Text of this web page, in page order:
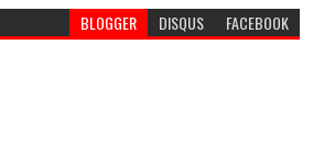
BLOGGER DISQUS FACEBOOK